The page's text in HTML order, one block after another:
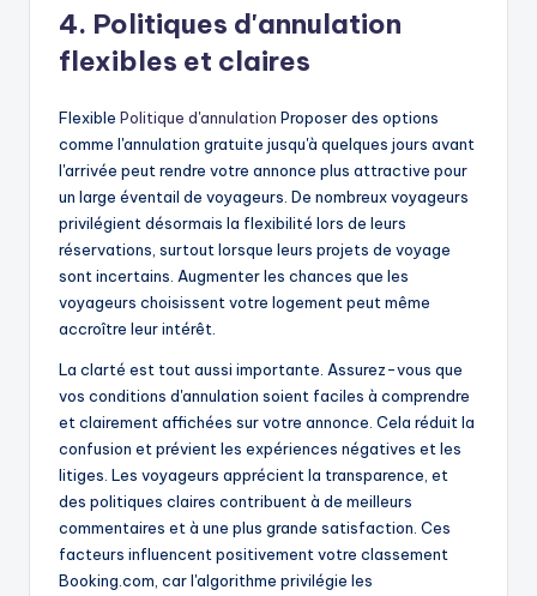
4. Politiques d'annulation
flexibles et claires
Flexible Politique d'annulation Proposer des options
comme l'annulation gratuite jusqu'à quelques jours avant
l'arrivée peut rendre votre annonce plus attractive pour
un large éventail de voyageurs. De nombreux voyageurs
privilégient désormais la flexibilité lors de leurs
réservations, surtout lorsque leurs projets de voyage
sont incertains. Augmenter les chances que les
voyageurs choisissent votre logement peut même
accroître leur intérêt.
La clarté est tout aussi importante. Assurez-vous que
vos conditions d'annulation soient faciles à comprendre
et clairement affichées sur votre annonce. Cela réduit la
confusion et prévient les expériences négatives et les
litiges. Les voyageurs apprécient la transparence, et
des politiques claires contribuent à de meilleurs
commentaires et à une plus grande satisfaction. Ces
facteurs influencent positivement votre classement
Booking.com, car l'algorithme privilégie les